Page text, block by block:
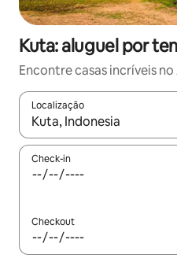
Kuta: aluguel por
Encontre casas incríveis
Localização
Quando os resultados
Check-in
Checkout